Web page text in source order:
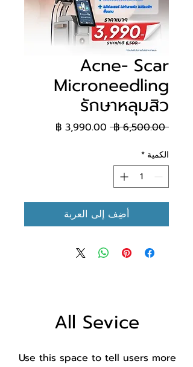
Acne- Scar
Microneedling
รักษาหลุมสิว
‏6,500.00 ฿ سعر عادي
الكمية *
أضِف إلى العربة
All Sevice
Use this space to tell users more